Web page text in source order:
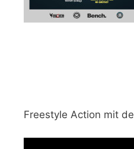
Freestyle Action mit